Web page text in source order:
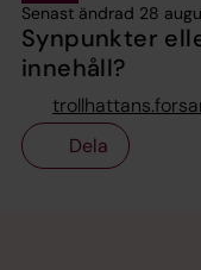
Senast ändrad 28
Synpunkter
innehåll?
Dela